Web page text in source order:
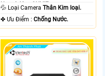
Ngoại 40m ONVIF.
💦 Loại CameraThân Kim loại.
️✤ Ưu Điểm :Chống Nước.